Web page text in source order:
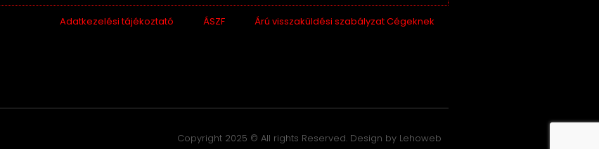
Adatkezelési tájékoztató ÁSZF Árú visszaküldési szabályzat Cégeknek
Copyright 2025 © All rights Reserved. Design by Lehoweb